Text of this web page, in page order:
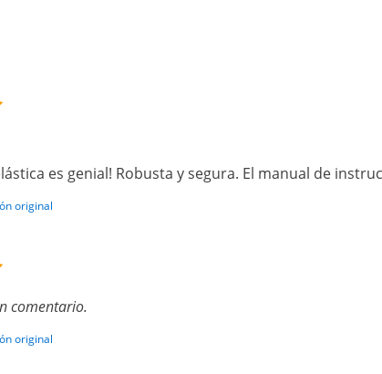
es genial! Robusta y segura. El manual de
original
comentario.
original